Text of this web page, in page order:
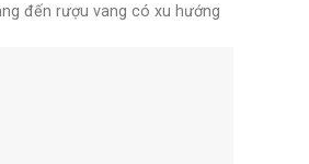
đến rượu vang có xu hướng